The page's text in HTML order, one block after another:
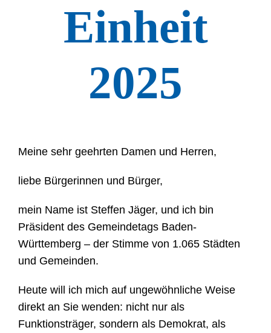
Einheit
2025
Meine sehr geehrten Damen und Herren,
liebe Bürgerinnen und Bürger,
mein Name ist Steffen Jäger, und ich bin
Präsident des Gemeindetags Baden-
Württemberg – der Stimme von 1.065 Städten
und Gemeinden.
Heute will ich mich auf ungewöhnliche Weise
direkt an Sie wenden: nicht nur als
Funktionsträger, sondern als Demokrat, als